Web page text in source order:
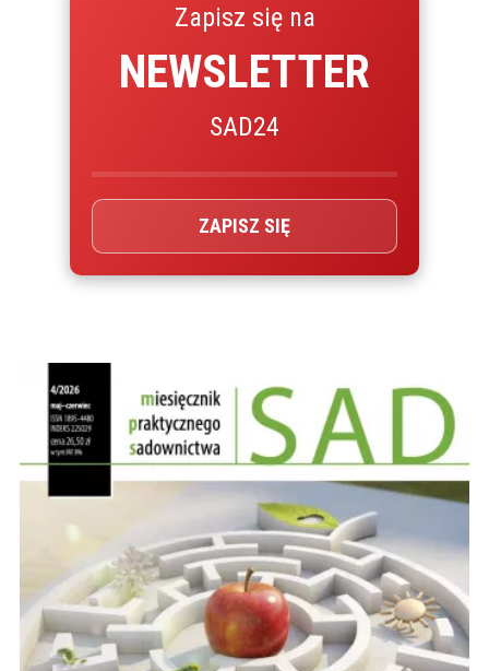
Zapisz się na
NEWSLETTER
SAD24
ZAPISZ SIĘ